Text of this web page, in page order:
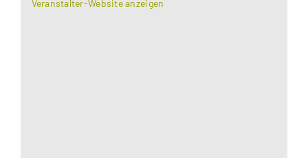
Veranstalter-Website anzeigen